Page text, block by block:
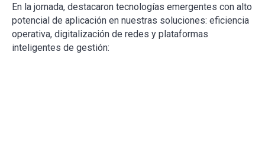
En la jornada, destacaron tecnologías emergentes con alto
potencial de aplicación en nuestras soluciones: eficiencia
operativa, digitalización de redes y plataformas
inteligentes de gestión: